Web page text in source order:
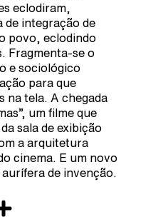
eclodiram,
de integração de
povo, eclodindo
Fragmenta-se o
e sociológico
para que
na tela. A chegada
um filme que
sala de exibição
a arquitetura
cinema. E um novo
de invenção.